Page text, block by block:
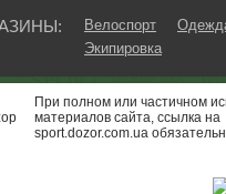
Велоспорт
Экипировка
При полном или частичном
материалов сайта, ссылка на
sport.dozor.com.ua